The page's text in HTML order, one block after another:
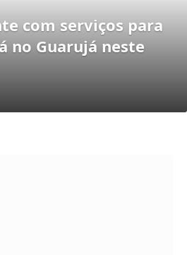
com serviços para
no Guarujá neste